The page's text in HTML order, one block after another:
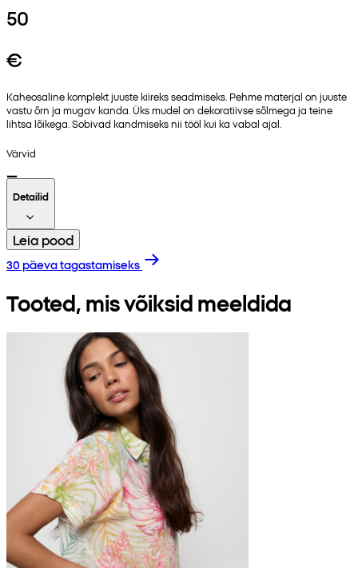
50
€
Kaheosaline komplekt juuste kiireks seadmiseks. Pehme materjal on juuste
vastu õrn ja mugav kanda. Üks mudel on dekoratiivse sõlmega ja teine
lihtsa lõikega. Sobivad kandmiseks nii tööl kui ka vabal ajal.
Värvid
Detailid
Leia pood
30 päeva tagastamiseks
Tooted, mis võiksid meeldida